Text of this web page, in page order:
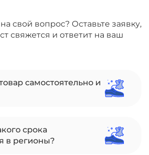
свой вопрос? Оставьте заявку,
свяжется и ответит на ваш
самостоятельно и
срока
в регионы?